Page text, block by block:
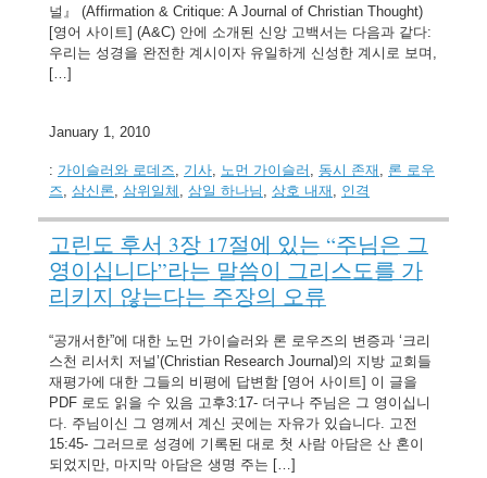
널』 (Affirmation & Critique: A Journal of Christian Thought)
[영어 사이트] (A&C) 안에 소개된 신앙 고백서는 다음과 같다:
우리는 성경을 완전한 계시이자 유일하게 신성한 계시로 보며,
[…]
January 1, 2010
: 가이슬러와 로데즈, 기사, 노먼 가이슬러 , 동시 존재 , 론 로우
즈, 삼신론, 삼위일체 , 삼일 하나님 , 상호 내재 , 인격
고린도 후서 3장 17절에 있는 “주님은 그
영이십니다”라는 말씀이 그리스도를 가
리키지 않는다는 주장의 오류
“공개서한”에 대한 노먼 가이슬러와 론 로우즈의 변증과 ‘크리
스천 리서치 저널’(Christian Research Journal)의 지방 교회들
재평가에 대한 그들의 비평에 답변함 [영어 사이트] 이 글을
PDF 로도 읽을 수 있음 고후3:17- 더구나 주님은 그 영이십니
다. 주님이신 그 영께서 계신 곳에는 자유가 있습니다. 고전
15:45- 그러므로 성경에 기록된 대로 첫 사람 아담은 산 혼이
되었지만, 마지막 아담은 생명 주는 […]